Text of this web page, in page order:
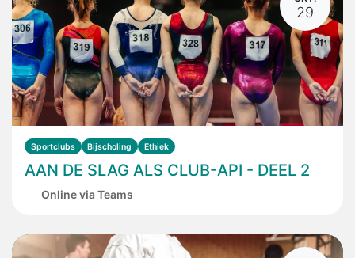
29
Sportclubs Bijscholing Ethiek
AAN DE SLAG ALS CLUB-API - DEEL 2
Online via Teams